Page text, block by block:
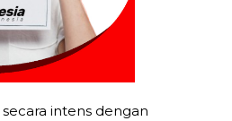
intens dengan